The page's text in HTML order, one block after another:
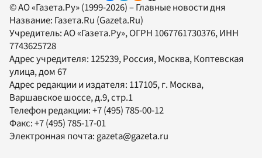
© АО «Газета.Ру» (1999-2026) – Главные новости дня
Название: Газета.Ru (Gazeta.Ru)
Учредитель:АО «Газета.Ру», ОГРН 1067761730376, ИНН
7743625728
Адрес учредителя: 125239, Россия, Москва, Коптевская
улица, дом 67
Адрес редакции и издателя: 117105, г. Москва,
Варшавское шоссе, д.9, стр.1
Телефон редакции:+7 (495) 785-00-12
Факс:+7 (495) 785-17-01
Электронная почта:gazeta@gazeta.ru